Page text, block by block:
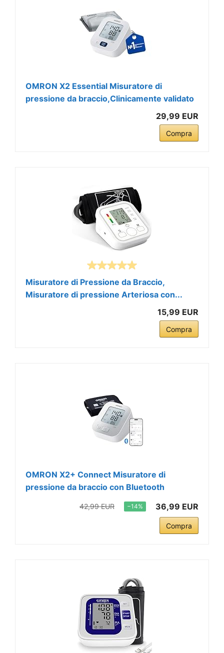
OMRON X2 Essential Misuratore di
pressione da braccio,Clinicamente validato
29,99 EUR
Compra
Misuratore di Pressione da Braccio,
Misuratore di pressione Arteriosa con...
15,99 EUR
Compra
OMRON X2+ Connect Misuratore di
pressione da braccio con Bluetooth
42,99 EUR −14% 36,99 EUR
Compra